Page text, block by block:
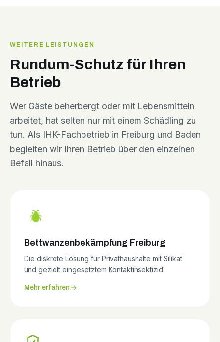
WEITERE LEISTUNGEN
Rundum-Schutz für Ihren
Betrieb
Wer Gäste beherbergt oder mit Lebensmitteln
arbeitet, hat selten nur mit einem Schädling zu
tun. Als IHK-Fachbetrieb in Freiburg und Baden
begleiten wir Ihren Betrieb über den einzelnen
Befall hinaus.
Bettwanzenbekämpfung Freiburg
Die diskrete Lösung für Privathaushalte mit Silikat
und gezielt eingesetztem Kontaktinsektizid.
Mehr erfahren